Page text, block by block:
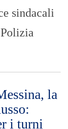
sindacali
la
i turni